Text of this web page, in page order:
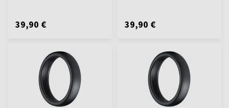
39,90 € 39,90 €